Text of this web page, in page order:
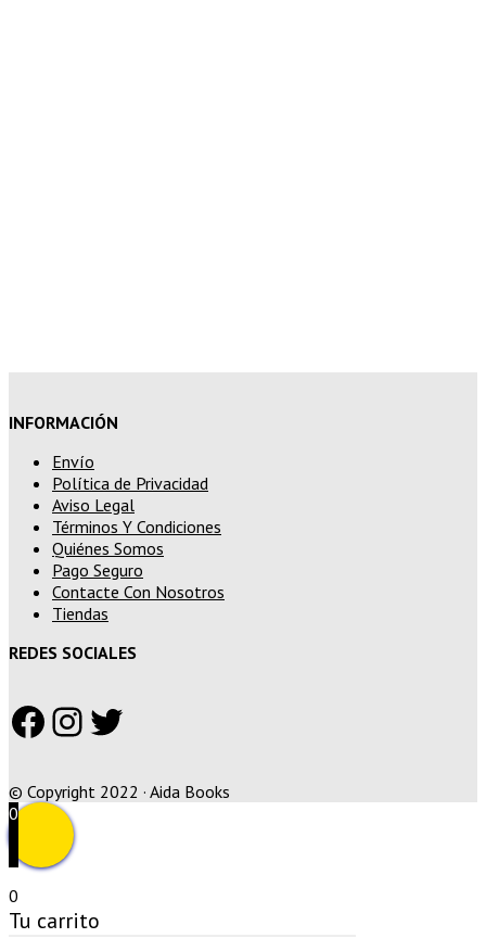
INFORMACIÓN
Envío
Política de Privacidad
Aviso Legal
Términos Y Condiciones
Quiénes Somos
Pago Seguro
Contacte Con Nosotros
Tiendas
REDES SOCIALES
Facebook
Instagram
Twitter
© Copyright 2022 · Aida Books
0
0
Tu carrito